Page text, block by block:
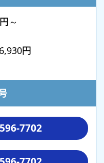
～
円
7702